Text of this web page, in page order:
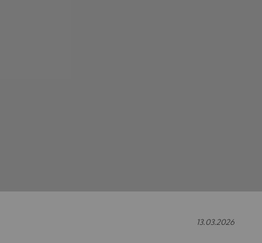
13.03.2026